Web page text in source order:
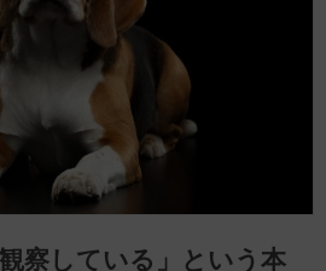
察している」という本